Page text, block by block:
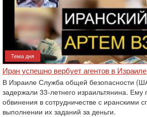
Тема дня
Иран успешно вербует агентов в Израиле
В Израиле Служба общей безопасности
задержали 33-летнего израильтянина.
обвинения в сотрудничестве с иранскими
выполнении их заданий за деньги.